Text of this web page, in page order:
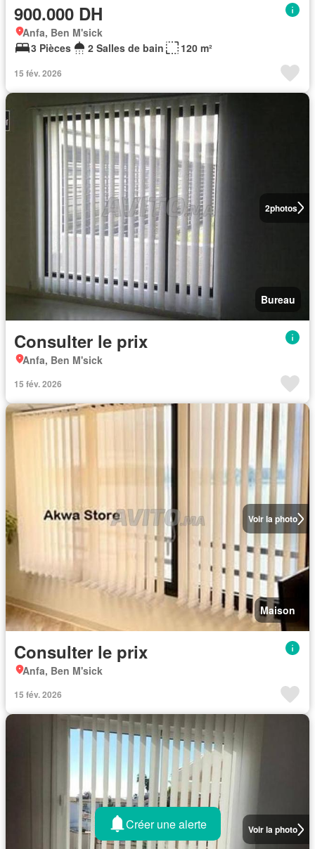
900.000 DH
Anfa, Ben M'sick
3 Pièces
2 Salles de bain 120 m²
15 fév. 2026
2photos
Bureau
Consulter le prix
Anfa, Ben M'sick
15 fév. 2026
Voir la photo
Maison
Consulter le prix
Anfa, Ben M'sick
15 fév. 2026
Voir la photo
Créer une alerte